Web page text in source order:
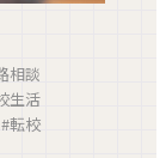
相談
生活
#転校